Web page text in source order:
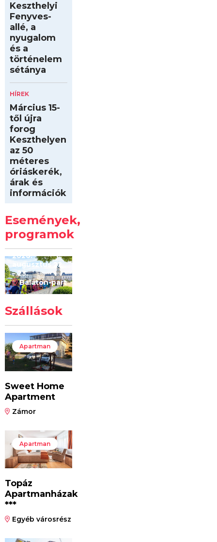
Keszthelyi
Fenyves-
allé, a
nyugalom
és a
történelem
sétánya
HÍREK
Március 15-
től újra
forog
Keszthelyen
az 50
méteres
óriáskerék,
árak és
információk
Események,
programok
Kilóméterek
2026
2026.
augusztus 22
– 23.
Balaton-part
Szállások
Apartman
Sweet Home
Apartment
Zámor
Apartman
Topáz
Apartmanházak
***
Egyéb városrész